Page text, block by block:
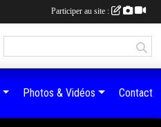
Photos & Vidéos Contact
Participer au site :